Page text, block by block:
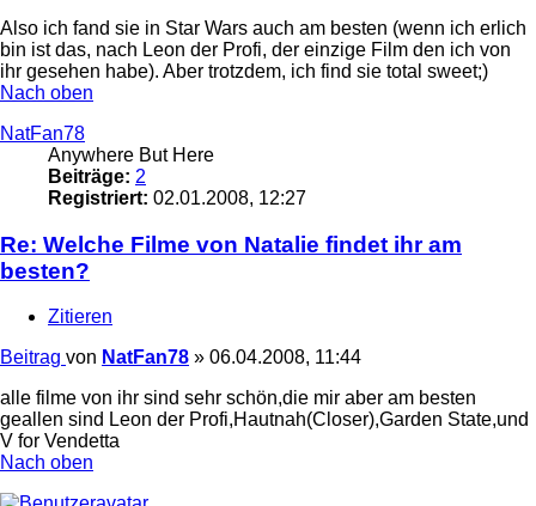
Also ich fand sie in Star Wars auch am besten (wenn ich erlich
bin ist das, nach Leon der Profi, der einzige Film den ich von
ihr gesehen habe). Aber trotzdem, ich find sie total sweet;)
Nach oben
NatFan78
Anywhere But Here
Beiträge: 2
Registriert: 02.01.2008, 12:27
Re: Welche Filme von Natalie findet ihr am
besten?
Zitieren
Beitrag von NatFan78 » 06.04.2008, 11:44
alle filme von ihr sind sehr schön,die mir aber am besten
geallen sind Leon der Profi,Hautnah(Closer),Garden State,und
V for Vendetta
Nach oben